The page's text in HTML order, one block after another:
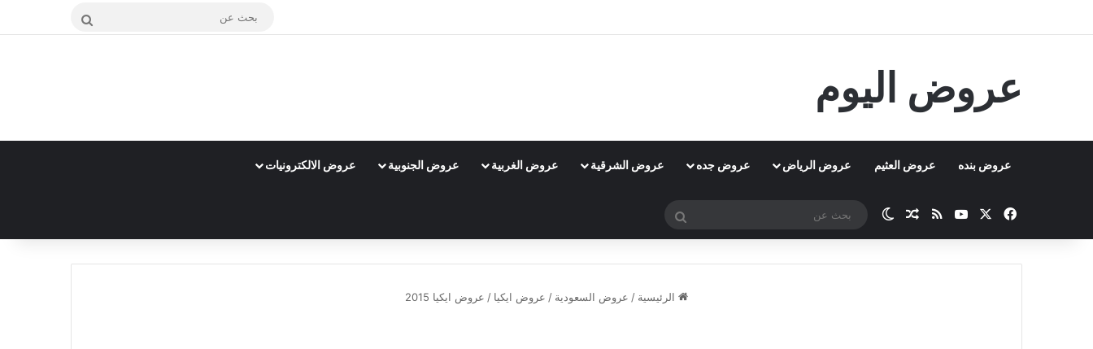
بحث
عروض اليوم
عروض بنده عروض العثيم عروض الرياض عروض جده عروض الشرقية عروض الغربية عروض الجنوبية عروض الالكترونيات
فيسبوك ‫YouTubeملخص الموقع RSS
مقال عشوائي
الوضع المظلم
بحث
الرئيسية / عروض السعودية / عروض ايكيا / عروض ايكيا 2015